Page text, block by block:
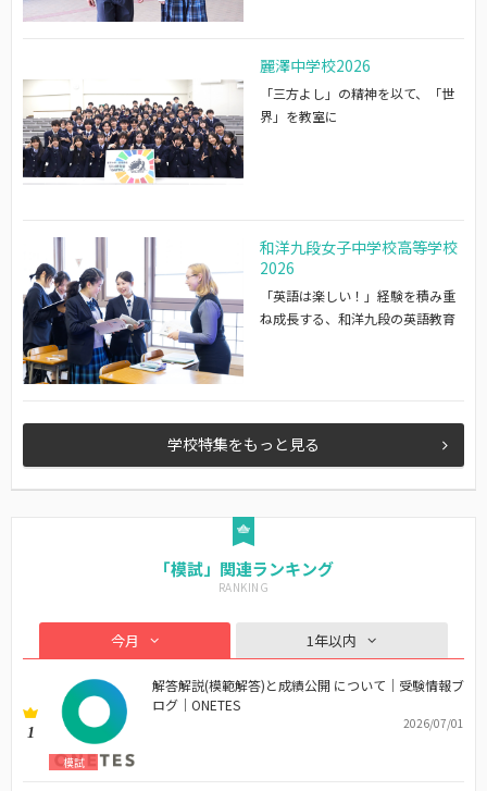
麗澤中学校2026
「三方よし」の精神を以て、「世
界」を教室に
和洋九段女子中学校高等学校
2026
「英語は楽しい！」経験を積み重
ね成長する、和洋九段の英語教育
学校特集をもっと見る
「模試」関連ランキング
今月 1年以内
1
模試
解答解説(模範解答)と成績公開 について｜受験情報ブ
ログ｜ONETES
2026/07/01